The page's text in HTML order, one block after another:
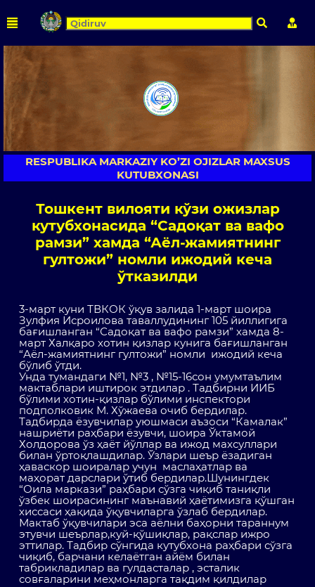
Qidirish
RESPUBLIKA MARKAZIY KO’ZI OJIZLAR MAXSUS
KUTUBXONASI
Тошкент вилояти кўзи ожизлар
кутубхонасида “Садоқат ва вафо
рамзи” хамда “Аёл-жамиятнинг
гултожи” номли ижодий кеча
ўтказилди
3-март куни ТВКОК ўқув залида 1-март шоира
Зулфия Исроилова таваллудининг 105 йиллигига
бағишланган “Садоқат ва вафо рамзи” хамда 8-
март Халқаро хотин қизлар кунига бағишланган
“Аёл-жамиятнинг гултожи” номли ижодий кеча
бўлиб ўтди.
Унда тумандаги №1, №3 , №15-16сон умумтаълим
мактаблари иштирок этдилар . Тадбирни ИИБ
бўлими хотин-қизлар бўлими инспектори
подполковик М. Хўжаева очиб бердилар.
Тадбирда ёзувчилар уюшмаси аъзоси “Камалак”
нашриёти раҳбари ёзувчи, шоира Ўктамой
Холдорова ўз ҳаёт йўллар ва ижод махсуллари
билан ўртоқлашдилар. Ўзлари шеър ёзадиган
ҳаваскор шоиралар учун маслаҳатлар ва
маҳорат дарслари ўтиб бердилар.Шунингдек
“Оила маркази” раҳбари сўзга чиқиб таниқли
ўзбек шоирасининг маънавий ҳаётимизга қўшган
хиссаси ҳақида ўқувчиларга ўзлаб бердилар.
Мактаб ўқувчилари эса аёлни баҳорни тараннум
этувчи шеърлар,куй-қўшиқлар, рақслар ижро
эттилар. Тадбир сўнгида кутубхона раҳбари сўзга
чиқиб, барчани келаётган айём билан
табрикладилар ва гулдасталар , эсталик
совғаларини меҳмонларга тақдим қилдилар